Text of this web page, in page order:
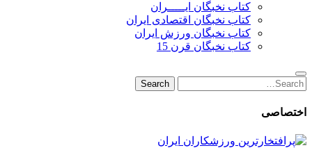
کتاب نخبگان ایـــــران
کتاب نخبگان اقتصادی ایران
کتاب نخبگان ورزش ایران
کتاب نخبگان قرن 15
Search
for:
Search
اختصاصی